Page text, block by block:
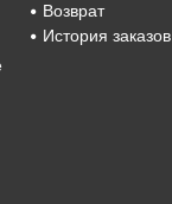
Возврат
История заказов